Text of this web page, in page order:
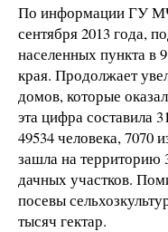
По информации ГУ
сентября 2013 года,
населенных пункта в
края. Продолжает
домов, которые
эта цифра составила
49534 человека, 7070
зашла на территорию
дачных участков.
посевы
тысяч гектар.